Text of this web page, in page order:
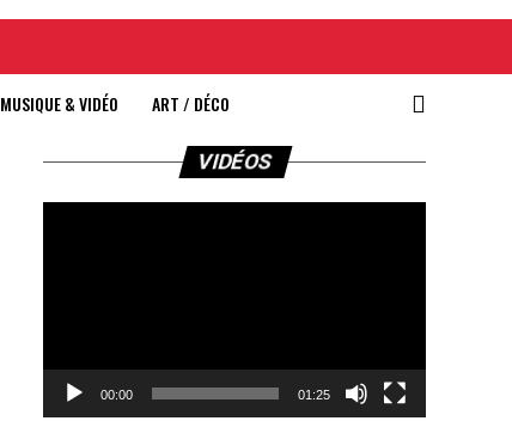
MUSIQUE & VIDÉO ART / DÉCO
VIDÉOS
00:00 01:25